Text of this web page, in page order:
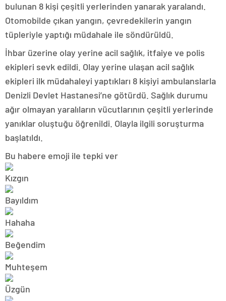
bulunan 8 kişi çeşitli yerlerinden yanarak yaralandı.
Otomobilde çıkan yangın, çevredekilerin yangın
tüpleriyle yaptığı müdahale ile söndürüldü.
İhbar üzerine olay yerine acil sağlık, itfaiye ve polis
ekipleri sevk edildi. Olay yerine ulaşan acil sağlık
ekipleri ilk müdahaleyi yaptıkları 8 kişiyi ambulanslarla
Denizli Devlet Hastanesi’ne götürdü. Sağlık durumu
ağır olmayan yaralıların vücutlarının çeşitli yerlerinde
yanıklar oluştuğu öğrenildi. Olayla ilgili soruşturma
başlatıldı.
Bu habere emoji ile tepki ver